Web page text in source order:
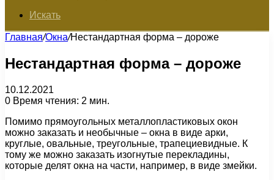
Искать
Главная/Окна/Нестандартная форма – дороже
Нестандартная форма – дороже
10.12.2021
0 Время чтения: 2 мин.
Помимо прямоугольных металлопластиковых окон
можно заказать и необычные – окна в виде арки,
круглые, овальные, треугольные, трапециевидные. К
тому же можно заказать изогнутые перекладины,
которые делят окна на части, например, в виде змейки.